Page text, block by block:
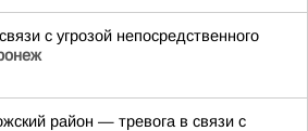
с угрозой непосредственного
район — тревога в связи с